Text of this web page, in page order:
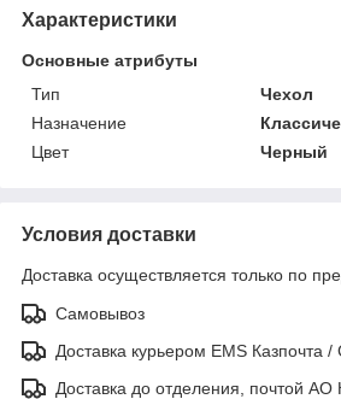
Характеристики
Основные атрибуты
Тип
Чехол
Назначение
Цвет
Черный
Условия доставки
Доставка осуществляется только по
Самовывоз
Доставка курьером EMS Казпочта
Доставка до отделения, почтой АО